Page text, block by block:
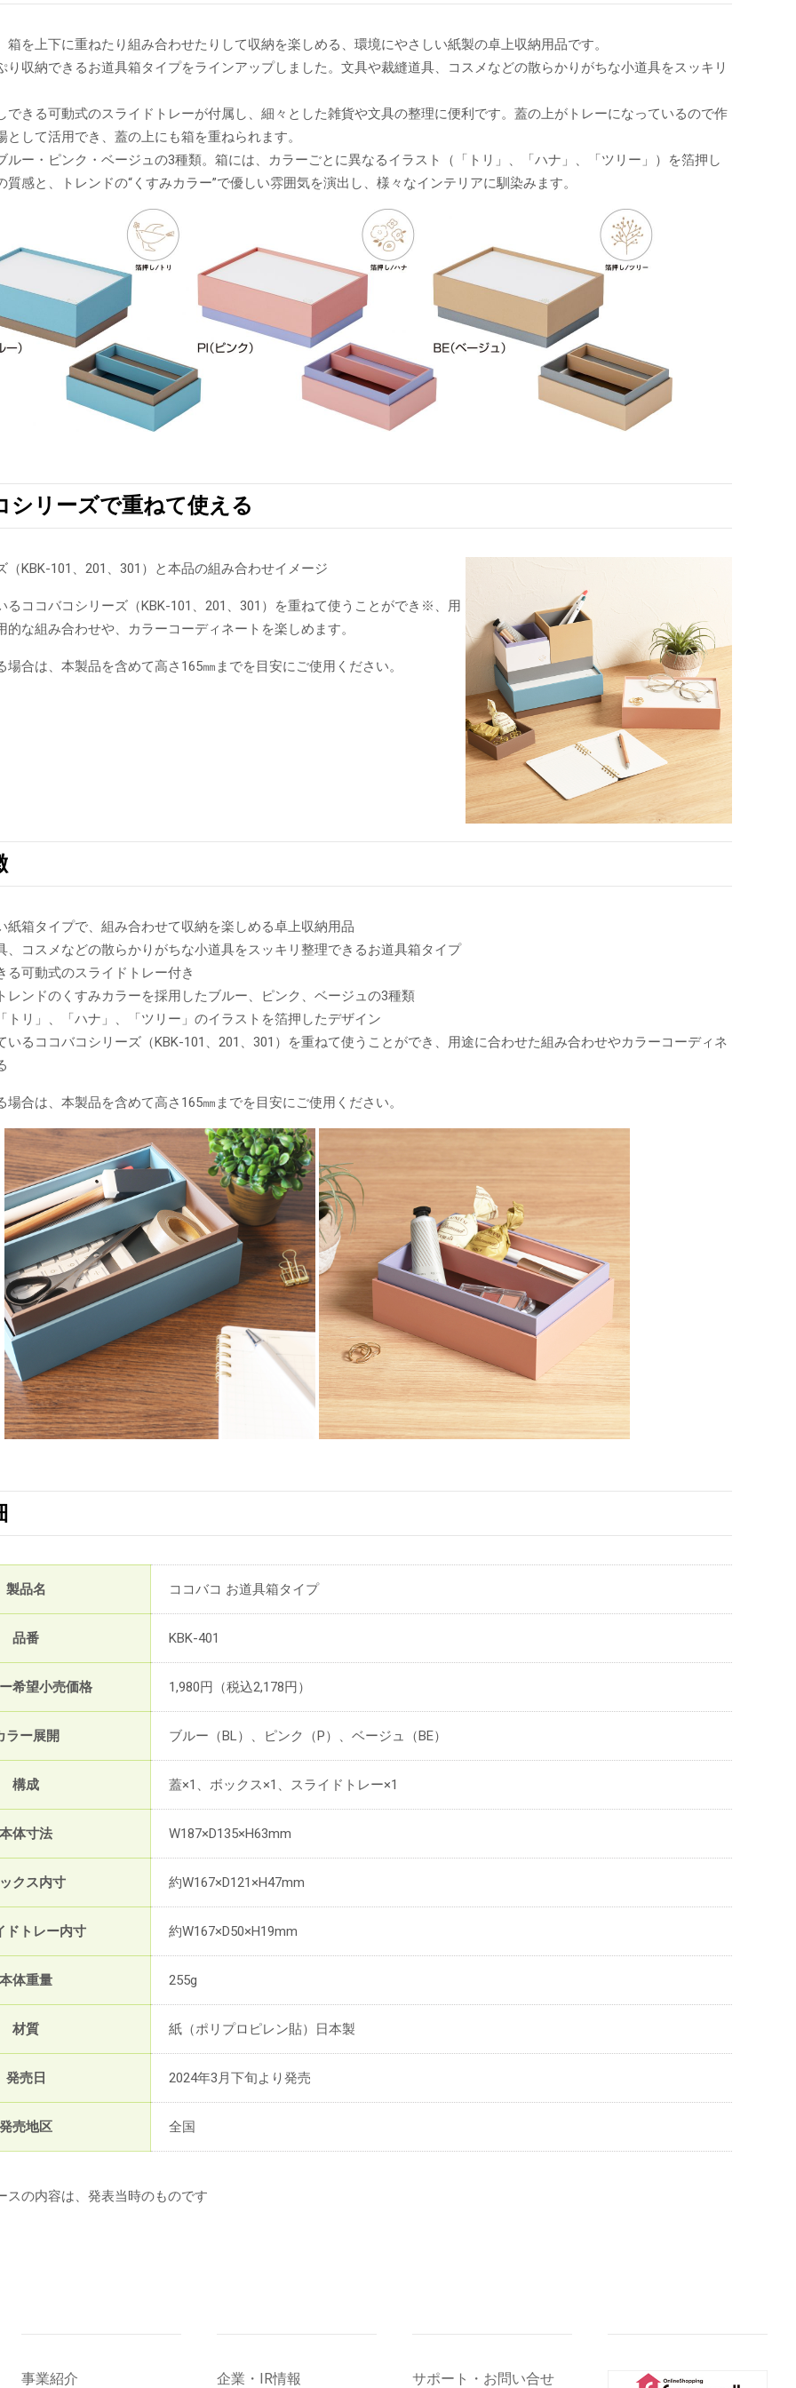
箱を上下に重ねたり組み合わせたりして収納を楽しめる、環境にやさしい紙製の卓上収納用品です。
り収納できるお道具箱タイプをラインアップしました。文具や裁縫道具、コスメなどの散らかりがちな小道具をスッキリ
できる可動式のスライドトレーが付属し、細々とした雑貨や文具の整理に便利です。蓋の上がトレーになっているので作
として活用でき、蓋の上にも箱を重ねられます。
ルー・ピンク・ベージュの3種類。箱には、カラーごとに異なるイラスト（「トリ」、「ハナ」、「ツリー」）を箔押し
質感と、トレンドの“くすみカラー”で優しい雰囲気を演出し、様々なインテリアに馴染みます。
シリーズで重ねて使える
（KBK-101、201、301）と本品の組み合わせイメージ
るココバコシリーズ（KBK-101、201、301）を重ねて使うことができ※、用
的な組み合わせや、カラーコーディネートを楽しめます。
合は、本製品を含めて高さ165㎜までを目安にご使用ください。
紙箱タイプで、組み合わせて収納を楽しめる卓上収納用品
、コスメなどの散らかりがちな小道具をスッキリ整理できるお道具箱タイプ
る可動式のスライドトレー付き
レンドのくすみカラーを採用したブルー、ピンク、ベージュの3種類
トリ」、「ハナ」、「ツリー」のイラストを箔押したデザイン
いるココバコシリーズ（KBK-101、201、301）を重ねて使うことができ、用途に合わせた組み合わせやカラーコーディネ
合は、本製品を含めて高さ165㎜までを目安にご使用ください。
製品名 ココバコ お道具箱タイプ
品番 KBK-401
希望小売価格 1,980円（税込2,178円）
ラー展開 ブルー（BL）、ピンク（P）、ベージュ（BE）
構成 蓋×1、ボックス×1、スライドトレー×1
本体寸法 W187×D135×H63mm
クス内寸 約W167×D121×H47mm
ドトレー内寸 約W167×D50×H19mm
本体重量 255g
材質 紙（ポリプロピレン貼）日本製
発売日 2024年3月下旬より発売
発売地区 全国
の内容は、発表当時のものです
事業紹介 企業・IR情報 サポート・お問い合せ